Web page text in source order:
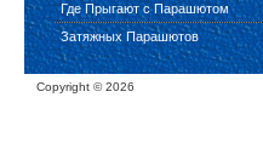
Где Прыгают с Парашютом
Затяжных Парашютов
Copyright ©2026